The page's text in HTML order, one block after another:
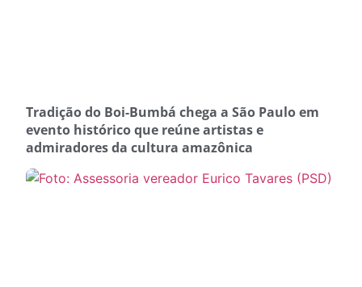
Tradição do Boi-Bumbá chega a São Paulo em
evento histórico que reúne artistas e
admiradores da cultura amazônica